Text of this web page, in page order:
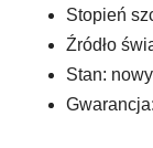
Stopień
Źródło
Stan: nowy